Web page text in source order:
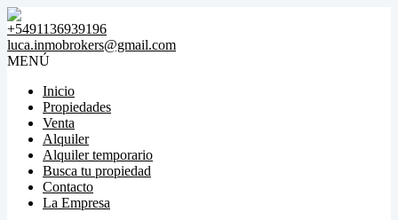
+5491136939196
luca.inmobrokers@gmail.com
MENÚ
Inicio
Propiedades
Venta
Alquiler
Alquiler temporario
Busca tu propiedad
Contacto
La Empresa